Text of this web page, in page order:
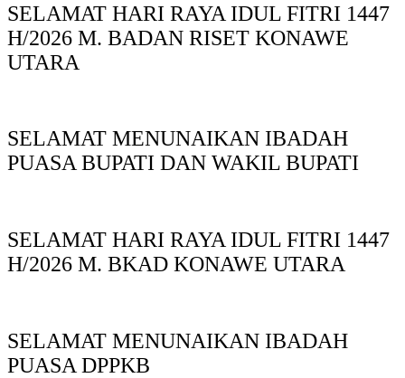
SELAMAT HARI RAYA IDUL FITRI 1447
H/2026 M. BADAN RISET KONAWE
UTARA
SELAMAT MENUNAIKAN IBADAH
PUASA BUPATI DAN WAKIL BUPATI
SELAMAT HARI RAYA IDUL FITRI 1447
H/2026 M. BKAD KONAWE UTARA
SELAMAT MENUNAIKAN IBADAH
PUASA DPPKB